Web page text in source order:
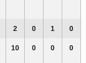
2 0 1 0
10 0 0 0